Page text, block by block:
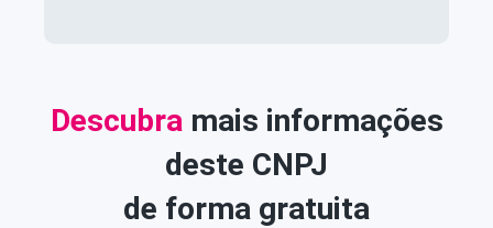
Descubra mais informações
deste CNPJ
de forma gratuita